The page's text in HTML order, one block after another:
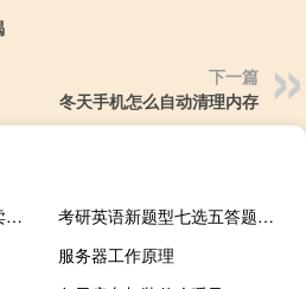
下一篇
冬天手机怎么自动清理内存
科创板中签上市当日可以卖出吗
考研英语新题型七选五答题技巧
服务器工作原理